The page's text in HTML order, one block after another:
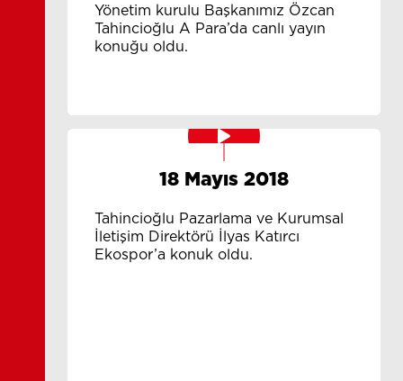
Yönetim kurulu Başkanımız Özcan
Tahincioğlu A Para’da canlı yayın
konuğu oldu.
18 Mayıs 2018
Tahincioğlu Pazarlama ve Kurumsal
İletişim Direktörü İlyas Katırcı
Ekospor’a konuk oldu.